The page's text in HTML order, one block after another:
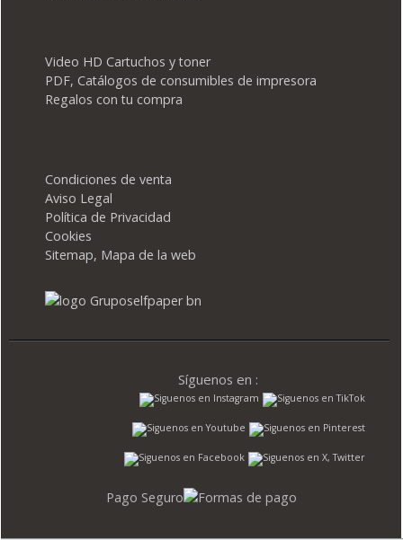
Video HD Cartuchos y toner
PDF, Catálogos de consumibles de impresora
Regalos con tu compra
Condiciones de venta
Aviso Legal
Política de Privacidad
Cookies
Sitemap, Mapa de la web
Síguenos en :
Pago Seguro